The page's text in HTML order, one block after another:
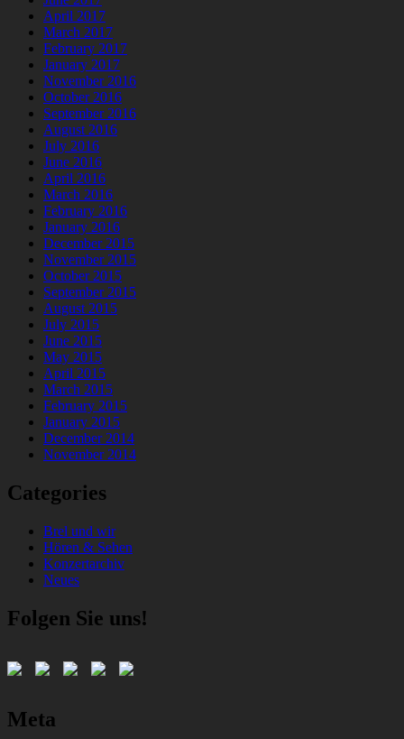
April 2017
March 2017
February 2017
January 2017
November 2016
October 2016
September 2016
August 2016
July 2016
June 2016
April 2016
March 2016
February 2016
January 2016
December 2015
November 2015
October 2015
September 2015
August 2015
July 2015
June 2015
May 2015
April 2015
March 2015
February 2015
January 2015
December 2014
November 2014
Categories
Brel und wir
Hören & Sehen
Konzertarchiv
Neues
Folgen Sie uns!
Meta